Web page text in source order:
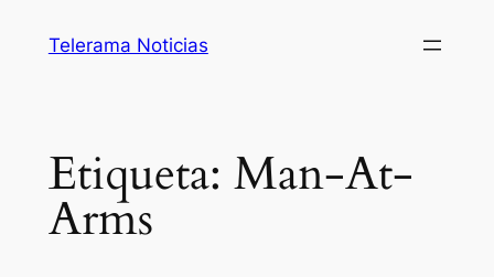
Telerama Noticias
Etiqueta: Man-At-
Arms